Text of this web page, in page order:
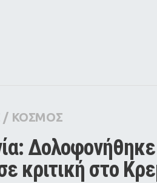
/ ΚΟΣΜΟΣ
κριτική στο